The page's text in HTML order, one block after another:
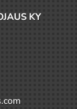
KY